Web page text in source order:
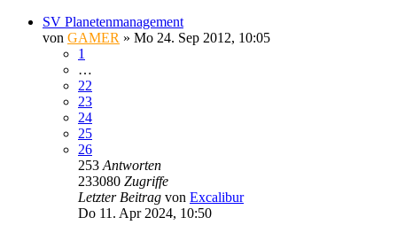
SV Planetenmanagement
von GAMER » Mo 24. Sep 2012, 10:05
1
…
22
23
24
25
26
253 Antworten
233080 Zugriffe
Letzter Beitrag von Excalibur
Do 11. Apr 2024, 10:50